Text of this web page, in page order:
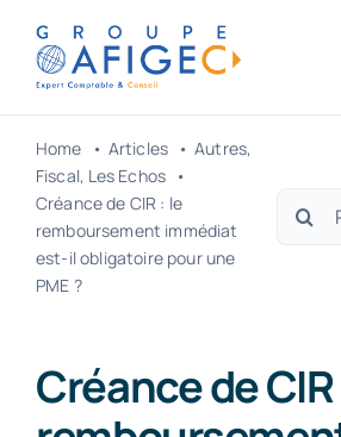
Passer
contenu
Accueil
Qui-sommes-
Actualités
Home Articles
Autres
Fiscal Les Echos
Créance de CIR : le
remboursement immédiat
est-il obligatoire pour une
PME ?
Créance de